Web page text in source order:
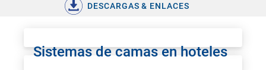
DESCARGAS & ENLACES
Sistemas de camas en hoteles